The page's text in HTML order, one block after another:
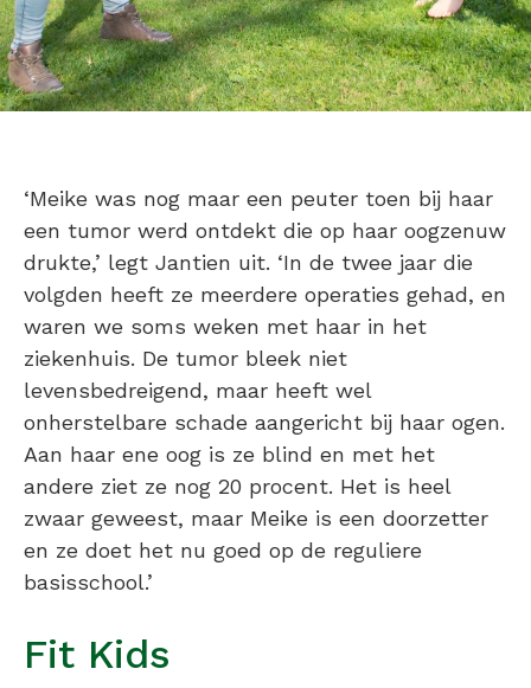
‘Meike was nog maar een peuter toen bij haar
een tumor werd ontdekt die op haar oogzenuw
drukte,’ legt Jantien uit. ‘In de twee jaar die
volgden heeft ze meerdere operaties gehad, en
waren we soms weken met haar in het
ziekenhuis. De tumor bleek niet
levensbedreigend, maar heeft wel
onherstelbare schade aangericht bij haar ogen.
Aan haar ene oog is ze blind en met het
andere ziet ze nog 20 procent. Het is heel
zwaar geweest, maar Meike is een doorzetter
en ze doet het nu goed op de reguliere
basisschool.’
Fit Kids